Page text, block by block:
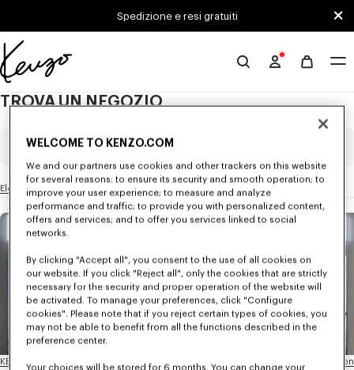
Spedizione e resi gratuiti
Sito
KENZO
TROVA UN NEGOZIO
Elenco di tutti i negozi
NEGOZI NELLE VICINANZE
KENZO Roermond - Designer Outlet KENZO
WELCOME TO KENZO.COM
We and our partners use cookies and other trackers on this website
for several reasons: to ensure its security and smooth operation; to
improve your user experience; to measure and analyze
performance and traffic; to provide you with personalized content,
offers and services; and to offer you services linked to social
networks.
By clicking "Accept all", you consent to the use of all cookies on
our website. If you click "Reject all", only the cookies that are strictly
necessary for the security and proper operation of the website will
be activated. To manage your preferences, click "Configure
cookies". Please note that if you reject certain types of cookies, you
may not be able to benefit from all the functions described in the
preference center.
Your choices will be stored for 6 months. You can change your